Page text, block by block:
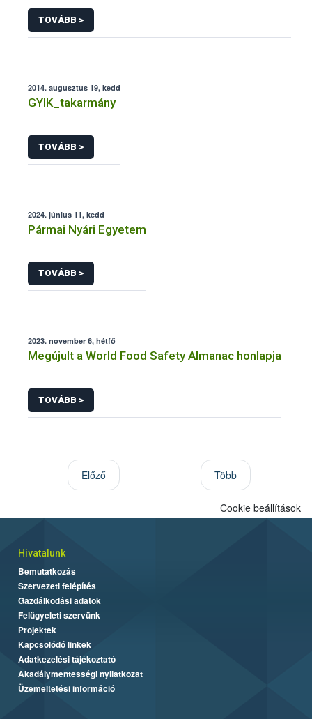
értékesített és felhasznált állatgyógyászati
antimikrobiális szerekről
TOVÁBB >
2014. augusztus 19, kedd
GYIK_takarmány
TOVÁBB >
2024. június 11, kedd
Pármai Nyári Egyetem
TOVÁBB >
2023. november 6, hétfő
Megújult a World Food Safety Almanac honlapja
TOVÁBB >
Előző Több
Cookie beállítások
Hivatalunk
Bemutatkozás
Szervezeti felépítés
Gazdálkodási adatok
Felügyeleti szervünk
Projektek
Kapcsolódó linkek
Adatkezelési tájékoztató
Akadálymentességi nyilatkozat
Üzemeltetési információ